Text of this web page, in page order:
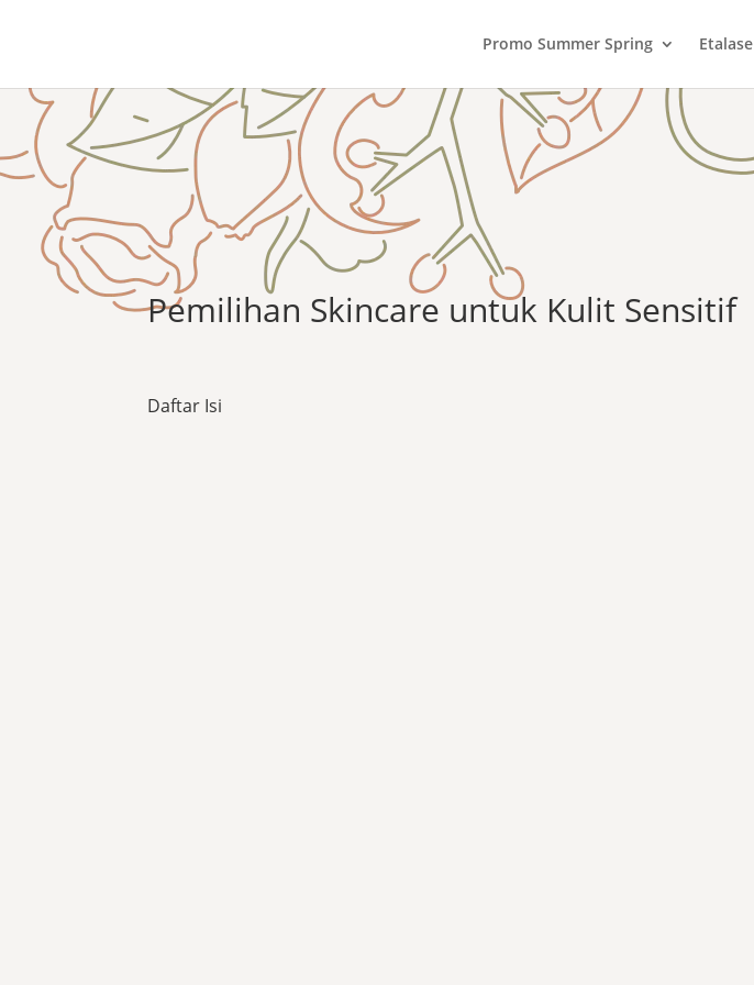
Promo Summer Spring Etalase
Pemilihan Skincare untuk Kulit Sensitif
Daftar Isi